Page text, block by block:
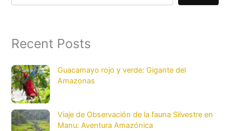
Recent Posts
Guacamayo rojo y verde: Gigante del
Amazonas
Viaje de Observación de la fauna Silvestre en
Manu: Aventura Amazónica